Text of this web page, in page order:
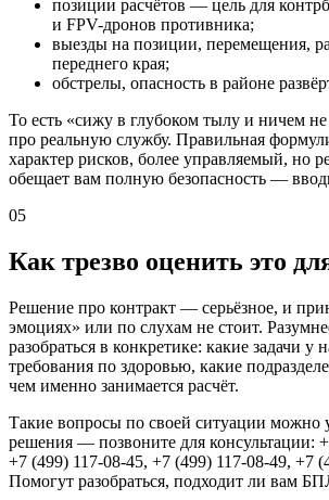
позиции расчётов — цель для
и FPV-дронов противника;
выезды на позиции, перемещения,
переднего края;
обстрелы, опасность в районе
То есть «сижу в глубоком тылу и ничем
про реальную службу. Правильная
характер рисков, более управляемый, но
обещает вам полную безопасность —
05
Как трезво оценить это
Решение про контракт — серьёзное, и
эмоциях» или по слухам не стоит.
разобраться в конкретике: какие задачи у
требования по здоровью, какие
чем именно занимается расчёт.
Такие вопросы по своей ситуации можно
решения — позвоните для консультации:
+7 (499) 117-08-45, +7 (499) 117-08-49, +7
Помогут разобраться, подходит ли вам